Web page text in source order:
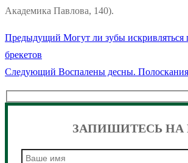
Академика Павлова, 140).
Навигация
по
записям
Предыдущий Предыдущая
Могут ли зубы искривляться
брекетов
Следующий Следующая
запись:
Воспалены десны.
ЗАПИШИТЕСЬ НА